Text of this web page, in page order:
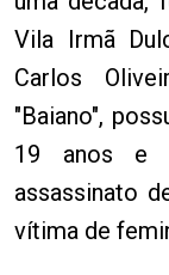
Vila Irmã
Carlos
"Baiano",
19 anos e
assassinato
vítima de